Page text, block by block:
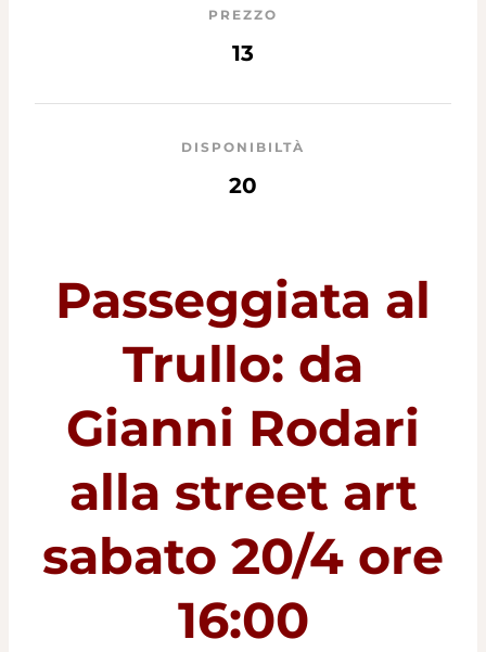
PREZZO
13
DISPONIBILTÀ
20
Passeggiata al
Trullo: da
Gianni Rodari
alla street art
sabato 20/4 ore
16:00